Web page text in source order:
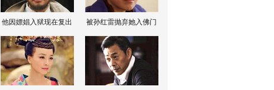
他因嫖娼入狱现在复出 被孙红雷抛弃她入佛门